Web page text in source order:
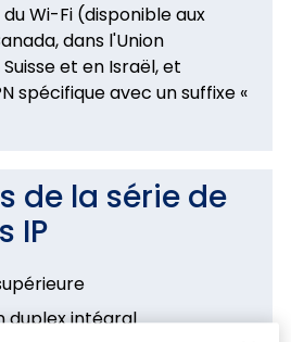
Wi-Fi (disponible aux
dans l'Union
et en Israël, et
spécifique avec un suffixe «
de la série de
IP
duplex intégral